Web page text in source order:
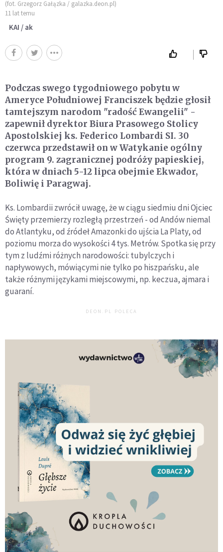
(fot. Grzegorz Gałązka / galazka.deon.pl)
11 lat temu
KAI / ak
Podczas swego tygodniowego pobytu w
Ameryce Południowej Franciszek będzie głosił
tamtejszym narodom "radość Ewangelii" -
zapewnił dyrektor Biura Prasowego Stolicy
Apostolskiej ks. Federico Lombardi SI. 30
czerwca przedstawił on w Watykanie ogólny
program 9. zagranicznej podróży papieskiej,
która w dniach 5-12 lipca obejmie Ekwador,
Boliwię i Paragwaj.
Ks. Lombardii zwrócił uwagę, że w ciągu siedmiu dni Ojciec
Święty przemierzy rozległą przestrzeń - od Andów niemal
do Atlantyku, od źródeł Amazonki do ujścia La Platy, od
poziomu morza do wysokości 4 tys. Metrów. Spotka się przy
tym z ludźmi różnych narodowości: tubylczych i
napływowych, mówiącymi nie tylko po hiszpańsku, ale
także różnymi językami miejscowymi, np. keczua, ajmara i
guaraní.
DEON.PL POLECA